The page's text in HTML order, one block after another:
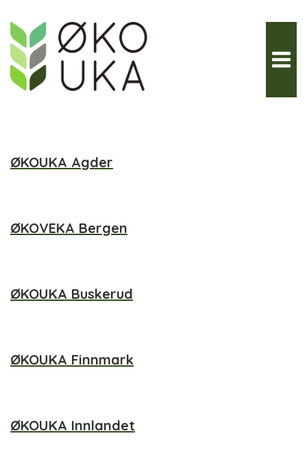
innhold
ØKOUKA Agder
ØKOVEKA Bergen
ØKOUKA Buskerud
ØKOUKA Finnmark
ØKOUKA Innlandet